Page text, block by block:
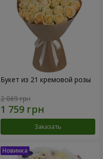
Букет из 21 кремовой розы
2 069 грн
Заказать